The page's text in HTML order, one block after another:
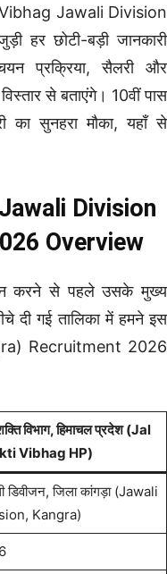
Jawali Division
छोटी-बड़ी जानकारी
प्रक्रिया, सैलरी और
से बताएंगे। 10वीं पास
का सुनहरा मौका, यहाँ से
Division
Overview
करने से पहले उसके मुख्य
दी गई तालिका में हमने इस
Recruitment 2026
विभाग, हिमाचल प्रदेश (Jal
Vibhag HP)
डिवीजन, जिला कांगड़ा (Jawali
Kangra)